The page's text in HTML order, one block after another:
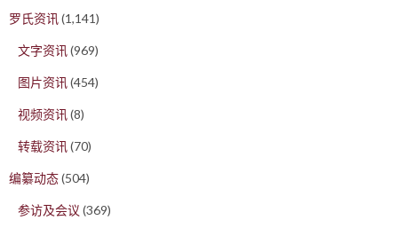
罗氏资讯(1,141)
文字资讯(969)
图片资讯(454)
视频资讯(8)
转载资讯(70)
编纂动态(504)
参访及会议 (369)